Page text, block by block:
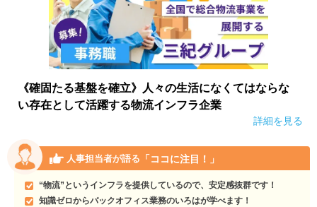
《確固たる基盤を確立》人々の生活になくてはならな
い存在として活躍する物流インフラ企業
詳細を見る
人事担当者が語る 「ココに注目！」
“物流”というインフラを提供しているので、安定感抜群です！
知識ゼロからバックオフィス業務のいろはが学べます！